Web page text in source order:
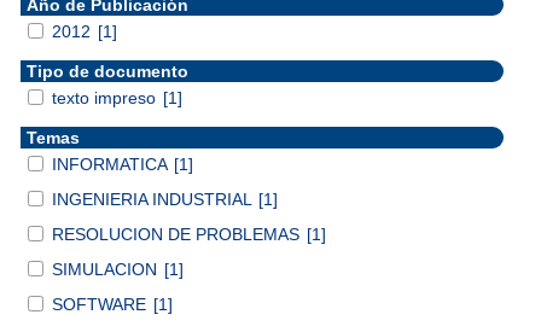
Año de Publicación
2012 [1]
Tipo de documento
texto impreso [1]
Temas
INFORMATICA [1]
INGENIERIA INDUSTRIAL
[1]
RESOLUCION DE PROBLEMAS [1]
SIMULACION [1]
SOFTWARE [1]